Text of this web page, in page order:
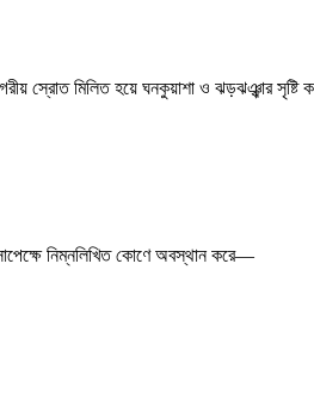
স্রোত মিলিত হয়ে ঘনকুয়াশা ও ঝড়ঝঞ্ঝার
নিম্নলিখিত কোণে অবস্থান করে—